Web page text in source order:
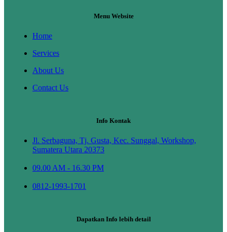
Menu Website
Home
Services
About Us
Contact Us
Info Kontak
Jl. Serbaguna, Tj. Gusta, Kec. Sunggal, Workshop,
Sumatera Utara 20373
09.00 AM - 16.30 PM
0812-1993-1701
Dapatkan Info lebih detail